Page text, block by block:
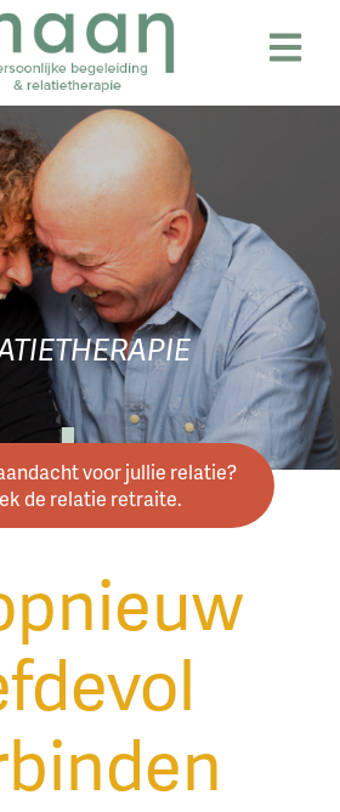
voor jullie relatie?
de relatie retraite.